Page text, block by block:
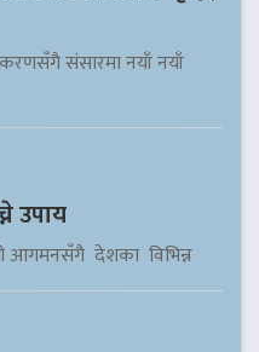
संसारमा नयाँ नयाँ
उपाय
आगमनसँगै देशका विभिन्न